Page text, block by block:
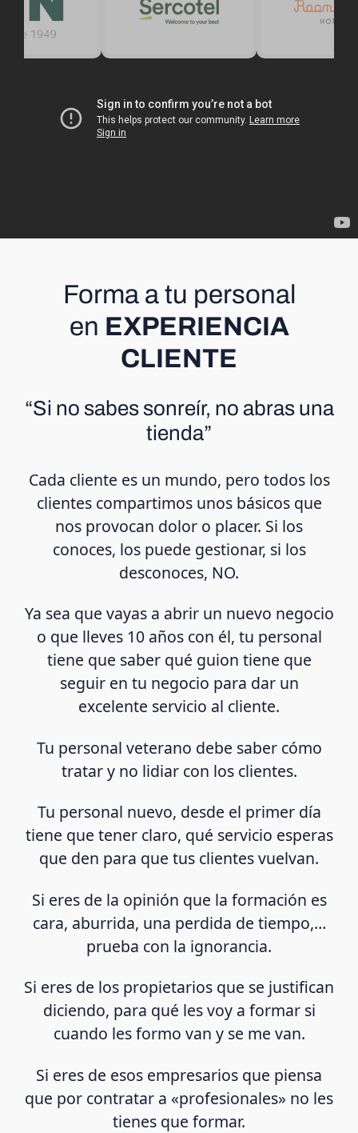
Forma a tu personal
en EXPERIENCIA
CLIENTE
“Si no sabes sonreír, no abras una
tienda”
Cada cliente es un mundo, pero todos los
clientes compartimos unos básicos que
nos provocan dolor o placer. Si los
conoces, los puede gestionar, si los
desconoces, NO.
Ya sea que vayas a abrir un nuevo negocio
o que lleves 10 años con él, tu personal
tiene que saber qué guion tiene que
seguir en tu negocio para dar un
excelente servicio al cliente.
Tu personal veterano debe saber cómo
tratar y no lidiar con los clientes.
Tu personal nuevo, desde el primer día
tiene que tener claro, qué servicio esperas
que den para que tus clientes vuelvan.
Si eres de la opinión que la formación es
cara, aburrida, una perdida de tiempo,…
prueba con la ignorancia.
Si eres de los propietarios que se justifican
diciendo, para qué les voy a formar si
cuando les formo van y se me van.
Si eres de esos empresarios que piensa
que por contratar a «profesionales» no les
tienes que formar.